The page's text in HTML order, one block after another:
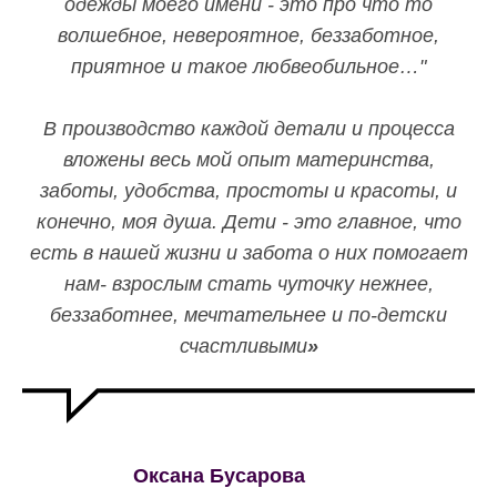
одежды моего имени - это про что то
волшебное, невероятное, беззаботное,
приятное и такое любвеобильное…"
В производство каждой детали и процесса
вложены весь мой опыт материнства,
заботы, удобства, простоты и красоты, и
конечно, моя душа. Дети - это главное, что
есть в нашей жизни и забота о них помогает
нам- взрослым стать чуточку нежнее,
беззаботнее, мечтательнее и по-детски
счастливыми»
Оксана Бусарова